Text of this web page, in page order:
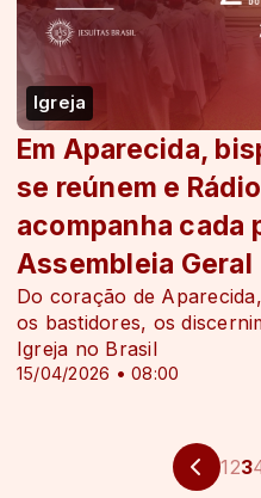
Igreja
15/04/2026 • 08:00
Em Aparecida,
se reúnem e
acompanha cada
Assembleia Geral
Do coração de
os bastidores, os
Igreja no Brasil
1 23